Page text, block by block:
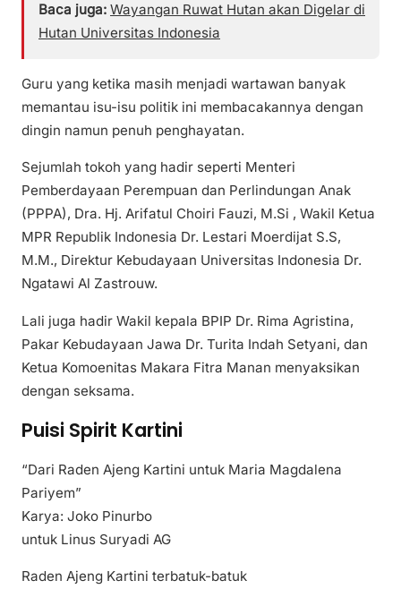
Baca juga: Wayangan Ruwat Hutan akan Digelar di
Hutan Universitas Indonesia
Guru yang ketika masih menjadi wartawan banyak
memantau isu-isu politik ini membacakannya dengan
dingin namun penuh penghayatan.
Sejumlah tokoh yang hadir seperti Menteri
Pemberdayaan Perempuan dan Perlindungan Anak
(PPPA), Dra. Hj. Arifatul Choiri Fauzi, M.Si , Wakil Ketua
MPR Republik Indonesia Dr. Lestari Moerdijat S.S,
M.M., Direktur Kebudayaan Universitas Indonesia Dr.
Ngatawi Al Zastrouw.
Lali juga hadir Wakil kepala BPIP Dr. Rima Agristina,
Pakar Kebudayaan Jawa Dr. Turita Indah Setyani, dan
Ketua Komoenitas Makara Fitra Manan menyaksikan
dengan seksama.
Puisi Spirit Kartini
“Dari Raden Ajeng Kartini untuk Maria Magdalena
Pariyem”
Karya: Joko Pinurbo
untuk Linus Suryadi AG
Raden Ajeng Kartini terbatuk-batuk